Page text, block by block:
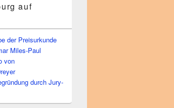
auf
der Preisurkunde
Miles-Paul
von
durch Jury-